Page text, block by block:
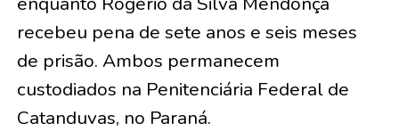
recebeu pena de sete anos e seis meses
de prisão. Ambos permanecem
custodiados na Penitenciária Federal de
Catanduvas, no Paraná.